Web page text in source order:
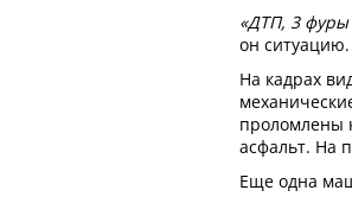
«ДТП, 3
он ситуацию.
На кадрах
проломлены
асфальт. На
Еще одна